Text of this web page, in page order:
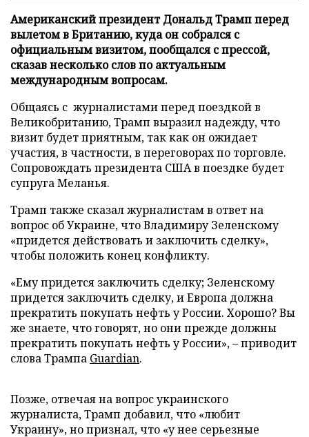
Американский президент Дональд Трамп перед
вылетом в Британию, куда он собрался с
официальным визитом, пообщался с прессой,
сказав несколько слов по актуальным
международным вопросам.
Общаясь с журналистами перед поездкой в
Великобританию, Трамп выразил надежду, что
визит будет приятным, так как он ожидает
участия, в частности, в переговорах по торговле.
Сопровождать президента США в поездке будет
супруга Меланья.
Трамп также сказал журналистам в ответ на
вопрос об Украине, что Владимиру Зеленскому
«придется действовать и заключить сделку»,
чтобы положить конец конфликту.
«Ему придется заключить сделку; Зеленскому
придется заключить сделку, и Европа должна
прекратить покупать нефть у России. Хорошо? Вы
же знаете, что говорят, но они прежде должны
прекратить покупать нефть у России», – приводит
слова Трампа Guardian.
Позже, отвечая на вопрос украинского
журналиста, Трамп добавил, что «любит
Украину», но признал, что «у нее серьезные